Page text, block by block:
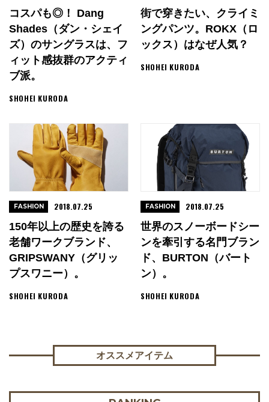
コスパも◎！ Dang
Shades（ダン・シェイ
ズ）のサングラスは、フ
ィット感抜群のアクティ
ブ派。
SHOHEI KURODA
街で穿きたい、クライミ
ングパンツ。ROKX（ロ
ックス）はなぜ人気？
SHOHEI KURODA
150年以上の歴史を誇る
老舗ワークブランド、
GRIPSWANY（グリッ
プスワニー）。
SHOHEI KURODA
FASHION 2018.07.25
世界のスノーボードシー
ンを牽引する名門ブラン
ド、BURTON（バート
ン）。
SHOHEI KURODA
FASHION 2018.07.25
オススメアイテム